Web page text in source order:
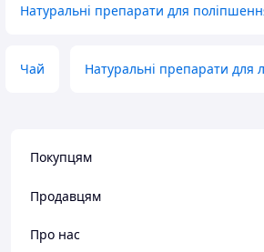
Натуральні препарати для
Чай Натуральні препарати для
Покупцям
Продавцям
Про нас